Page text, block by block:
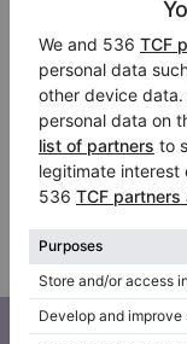
Hot
Nuovo, Perzina,
Lunghezza:5′3″
Stato:Paesi Bassi
Città:Veenendaal
verificato
Iscriviti